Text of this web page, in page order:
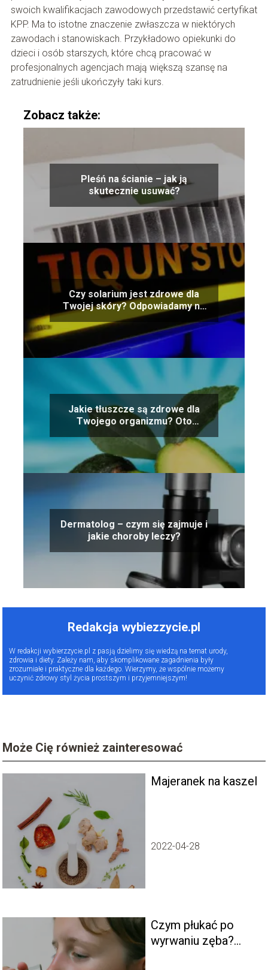
swoich kwalifikacjach zawodowych przedstawić certyfikat
KPP. Ma to istotne znaczenie zwłaszcza w niektórych
zawodach i stanowiskach. Przykładowo opiekunki do
dzieci i osób starszych, które chcą pracować w
profesjonalnych agencjach mają większą szansę na
zatrudnienie jeśli ukończyły taki kurs.
Zobacz także:
Pleśń na ścianie – jak ją
skutecznie usuwać?
Czy solarium jest zdrowe dla
Twojej skóry? Odpowiadamy na
pytanie
Jakie tłuszcze są zdrowe dla
Twojego organizmu? Oto
przegląd najlepszych opcji!
Dermatolog – czym się zajmuje i
jakie choroby leczy?
Redakcja wybiezzycie.pl
W redakcji wybierzzycie.pl z pasją dzielimy się wiedzą na temat urody,
zdrowia i diety. Zależy nam, aby skomplikowane zagadnienia były
zrozumiałe i praktyczne dla każdego. Wierzymy, że wspólnie możemy
uczynić zdrowy styl życia prostszym i przyjemniejszym!
Może Cię również zainteresować
Majeranek na kaszel
2022-04-28
Czym płukać po
wyrwaniu zęba?